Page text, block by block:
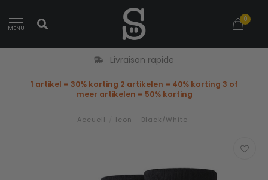
MENU
0
Livraison rapide
1 artikel = 30% korting 2 artikelen = 40% korting 3 of
meer artikelen = 50% korting
Accueil Icon - Black/White